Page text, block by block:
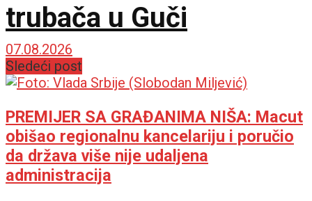
trubača u Guči
07.08.2026
Sledeći post
PREMIJER SA GRAĐANIMA NIŠA: Macut
obišao regionalnu kancelariju i poručio
da država više nije udaljena
administracija